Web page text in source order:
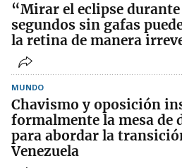
“Mirar el eclipse
segundos sin gafas
la retina de manera
MUNDO
Chavismo y oposición
formalmente la mesa de
para abordar la
Venezuela